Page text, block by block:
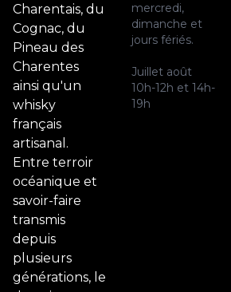
Charentais, du
Cognac, du
Pineau des
Charentes
ainsi qu'un
whisky
français
artisanal.
Entre terroir
océanique et
savoir-faire
transmis
depuis
plusieurs
générations, le
mercredi,
dimanche et
jours fériés.
Juillet août
10h-12h et 14h-
19h